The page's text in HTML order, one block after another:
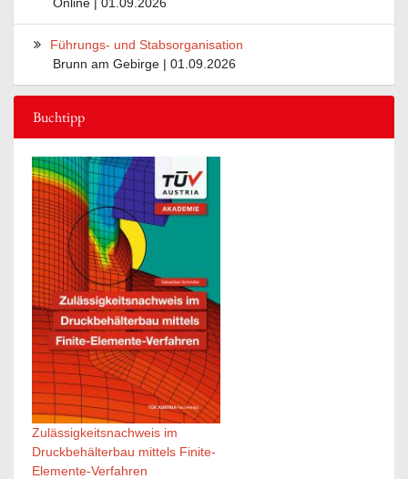
Online | 01.09.2026
Führungs- und Stabsorganisation
Brunn am Gebirge | 01.09.2026
Buchtipp
Zulässigkeitsnachweis im
Druckbehälterbau mittels Finite-
Elemente-Verfahren